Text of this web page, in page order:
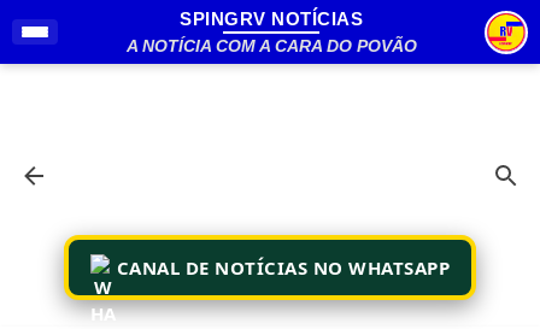
Pular para o conteúdo principal
SPINGRV NOTÍCIAS
A NOTÍCIA COM A CARA DO POVÃO
CANAL DE NOTÍCIAS NO WHATSAPP